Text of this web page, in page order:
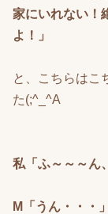
家にいれない！
よ！」
と、こちらはこ
た(;^_^A
私「ふ～～～ん
M「うん・・・」